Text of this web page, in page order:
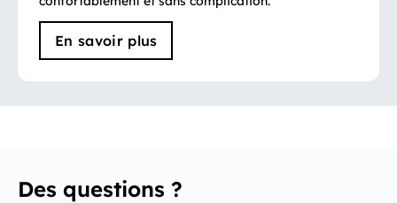
En savoir plus
Des questions ?